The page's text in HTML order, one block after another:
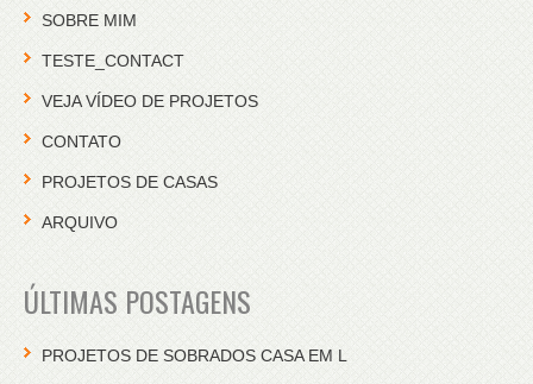
SOBRE MIM
TESTE_CONTACT
VEJA VÍDEO DE PROJETOS
CONTATO
PROJETOS DE CASAS
ARQUIVO
ÚLTIMAS POSTAGENS
PROJETOS DE SOBRADOS CASA EM L